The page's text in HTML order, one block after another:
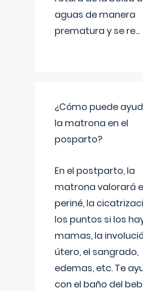
aguas de manera
prematura y se re...
¿Cómo puede
la matrona en el
posparto?
En el postparto, la
matrona valorará
periné, la
los puntos si los
mamas, la
útero, el sangrado,
edemas, etc. Te
con el baño del